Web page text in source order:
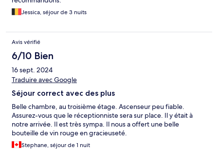
Jessica, séjour de 3 nuits
Avis vérifié
6/10 Bien
16 sept. 2024
Traduire avec Google
Séjour correct avec des plus
Belle chambre, au troisième étage. Ascenseur peu fiable.
Assurez-vous que le réceptionniste sera sur place. Il y était à
notre arrivée. Il est très sympa. Il nous a offert une belle
bouteille de vin rouge en gracieuseté.
Stephane, séjour de 1 nuit